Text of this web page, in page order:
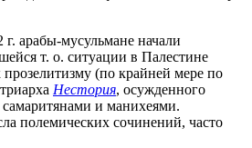
арабы-мусульмане начали
т. о. ситуации в Палестине
(по крайней мере по
Нестория, осужденного
и манихеями.
полемических сочинений, часто